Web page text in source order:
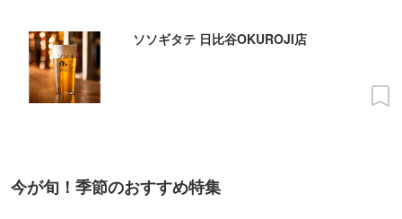
ソソギタテ 日比谷OKUROJI店
今が旬！季節のおすすめ特集